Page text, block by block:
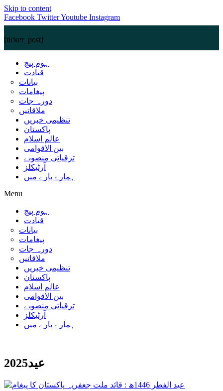
Skip to content
Facebook TwitterYoutube Instagram
[ticker_post]
ہوم پیج
قیادت
بیانات
پیغامات
دورہ جات
ملاقاتیں
تنظیمی خبریں
پاکستان
عالم اسلام
بین الاقوامی
ترقیاتی منصوبے
آرٹیکلز
ہمارے بارے میں
Menu
ہوم پیج
قیادت
بیانات
پیغامات
دورہ جات
ملاقاتیں
تنظیمی خبریں
پاکستان
عالم اسلام
بین الاقوامی
ترقیاتی منصوبے
آرٹیکلز
ہمارے بارے میں
عید2025